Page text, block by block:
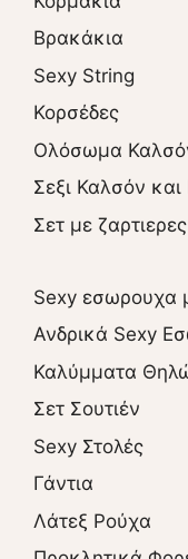
Βρακάκια
Sexy String
Κορσέδες
Ολόσωμα
Σεξι Καλσόν και
Σετ με
Sexy εσωρουχα
Ανδρικά Sexy
Καλύμματα
Σετ Σουτιέν
Sexy Στολές
Γάντια
Λάτεξ Ρούχα